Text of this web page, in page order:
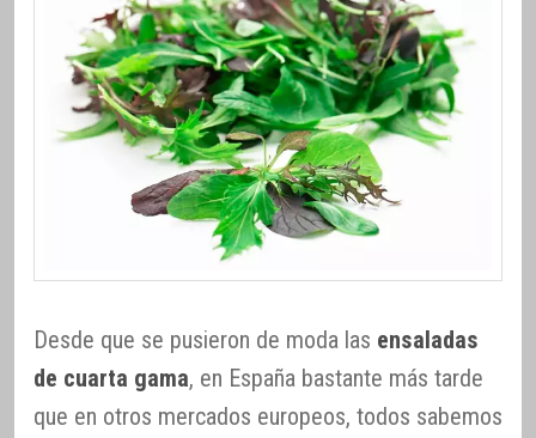
Desde que se pusieron de moda las ensaladas
de cuarta gama, en España bastante más tarde
que en otros mercados europeos, todos sabemos